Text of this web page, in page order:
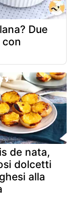
Due
de nata,
dolcetti
alla